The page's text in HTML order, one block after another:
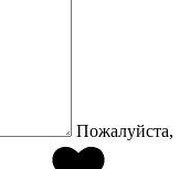
Пожалуйста,